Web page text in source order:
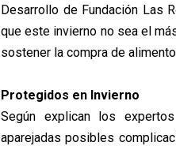
Desarrollo de Fundación Las
que este invierno no sea el
sostener la compra de
Protegidos en Invierno
Según explican los
aparejadas posibles